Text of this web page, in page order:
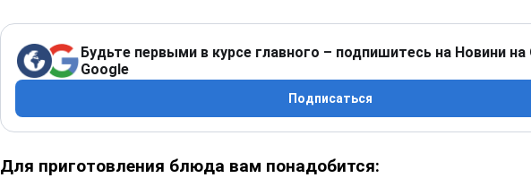
Будьте первыми в курсе главного – подпишитесь на Новини на
Google
Подписаться
Для приготовления блюда вам понадобится: